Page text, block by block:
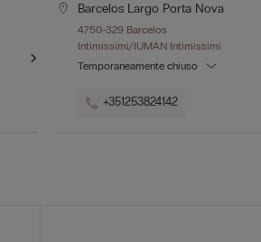
Barcelos Largo Porta Nova
4750-329 Barcelos
Intimissimi/IUMAN Intimissimi
Temporaneamente chiuso
+351253824142